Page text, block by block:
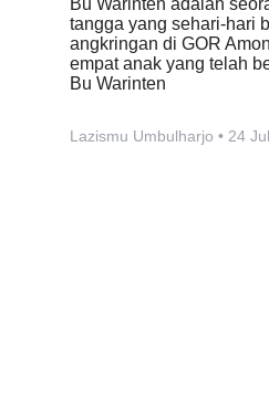
tangga yang sehari-hari
angkringan di GOR
empat anak yang telah
Bu Warinten
Lazismu Umbulharjo 24